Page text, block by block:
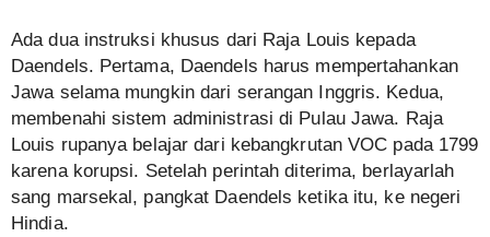
Ada dua instruksi khusus dari Raja Louis kepada
Daendels. Pertama, Daendels harus mempertahankan
Jawa selama mungkin dari serangan Inggris. Kedua,
membenahi sistem administrasi di Pulau Jawa. Raja
Louis rupanya belajar dari kebangkrutan VOC pada 1799
karena korupsi. Setelah perintah diterima, berlayarlah
sang marsekal, pangkat Daendels ketika itu, ke negeri
Hindia.